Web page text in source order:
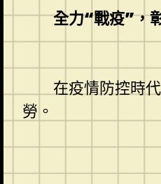
全力“戰疫”，
在疫情防控時代，
勞。